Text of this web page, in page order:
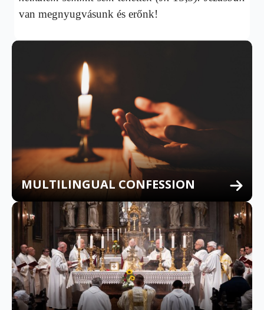
van megnyugvásunk és erőnk!
MULTILINGUAL CONFESSION